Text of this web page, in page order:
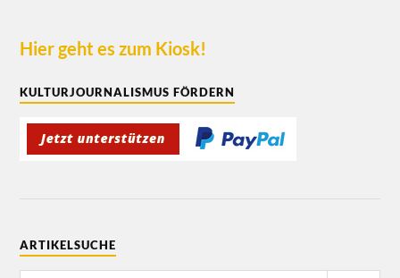
Hier geht es zum Kiosk!
KULTURJOURNALISMUS FÖRDERN
ARTIKELSUCHE